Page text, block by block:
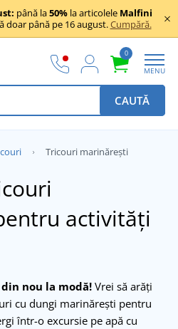
până la50% la articolele Malfini
doar până pe 16 august.Cumpără.
0
MENU
CAUTĂ
Tricouri marinărești
activități
nou la modă! Vrei să arăți
cu dungi marinărești pentru
într-o excursie pe apă cu